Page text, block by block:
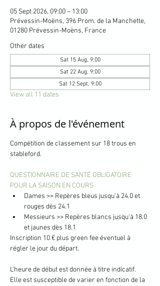
05 Sept 2026, 09:00 – 13:00
Prévessin-Moëns, 396 Prom. de la Manchette,
01280 Prévessin-Moëns, France
Other dates
Sat 15 Aug, 9:00
Sat 22 Aug, 9:00
Sat 12 Sept, 9:00
View all 11 dates
À propos de l'événement
Compétition de classement sur 18 trous en
stableford.
QUESTIONNAIRE DE SANTÉ OBLIGATOIRE
POUR LA SAISON EN COURS
Dames >> Repères bleus jusqu'à 24.0 et
rouges dès 24.1
Messieurs >> Repères blancs jusqu'à 18.0
et jaunes dès 18.1
Inscription 10 € plus green fee éventuel à
régler le jour du départ.
L'heure de début est donnée à titre indicatif.
Elle est susceptible de varier en fonction de la